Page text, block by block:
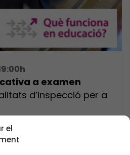
el
a examen
d’inspecció per a